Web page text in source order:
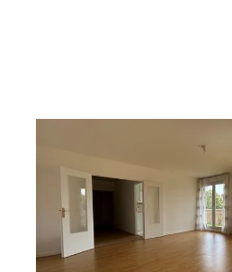
Ref : 28413
Appartement T4 à louer
1 300 €
par mois charges comprises